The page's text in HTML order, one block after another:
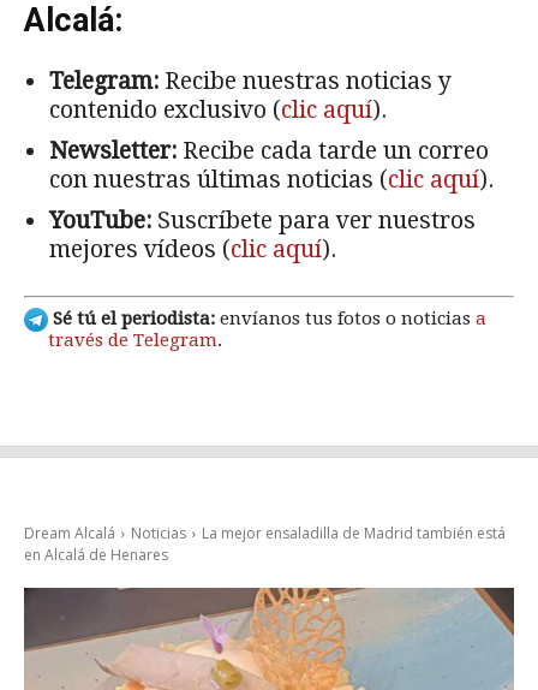
Alcalá:
Telegram: Recibe nuestras noticias y
contenido exclusivo (clic aquí).
Newsletter: Recibe cada tarde un correo
con nuestras últimas noticias (clic aquí).
YouTube: Suscríbete para ver nuestros
mejores vídeos (clic aquí).
Sé tú el periodista: envíanos tus fotos o noticias a
través de Telegram.